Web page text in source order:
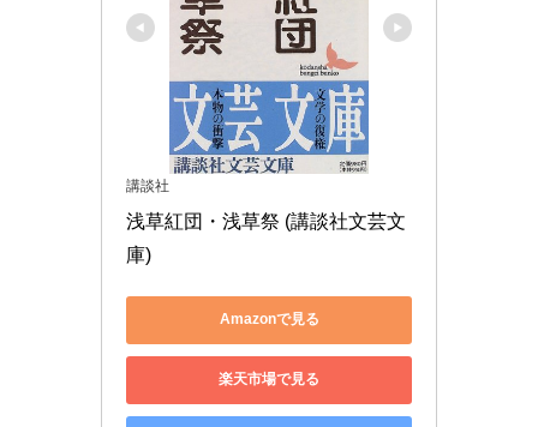
講談社
浅草紅団・浅草祭 (講談社文芸文
庫)
Amazonで見る
楽天市場で見る